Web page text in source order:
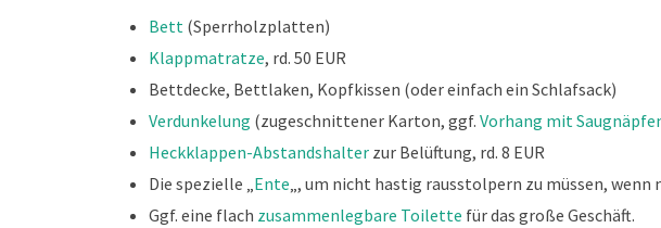
Bett (Sperrholzplatten)
Klappmatratze, rd. 50 EUR
Bettdecke, Bettlaken, Kopfkissen (oder einfach ein Schlafsack)
Verdunkelung (zugeschnittener Karton, ggf. Vorhang mit
Heckklappen-Abstandshalter zur Belüftung, rd. 8 EUR
Die spezielle „ Ente „, um nicht hastig rausstolpern zu müssen, wenn
Ggf. eine flach zusammenlegbare Toilette für das große Geschäft.